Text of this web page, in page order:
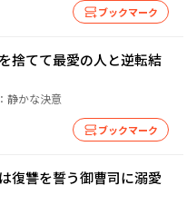
ブックマーク
捨てて最愛の人と逆転結
静かな決意
ブックマーク
復讐を誓う御曹司に溺愛